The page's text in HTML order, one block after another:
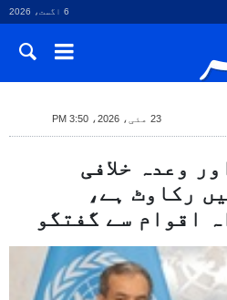
6 اگست، 2026
23 مئی، 2026، 3:50 PM
وعدہ خلافی
رکاوٹ ہے،
اقوام سے گفتگو